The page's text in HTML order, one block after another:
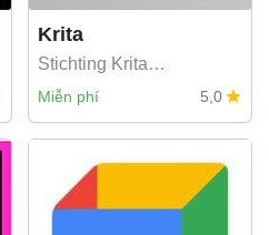
Krita
Stichting Krita
Foundation
Miễn phí 5,0